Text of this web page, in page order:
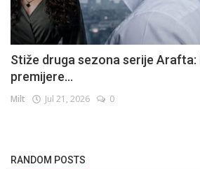
Stiže druga sezona serije
premijere...
Milt Jul 21, 2026 0
RANDOM POSTS